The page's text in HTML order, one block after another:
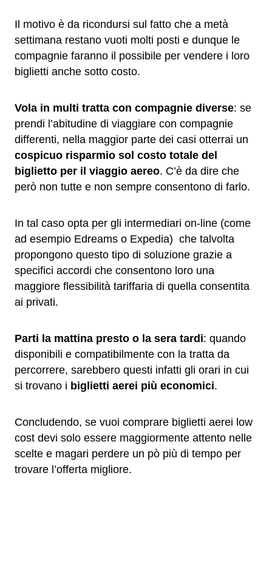
Il motivo è da ricondursi sul fatto che a metà
settimana restano vuoti molti posti e dunque le
compagnie faranno il possibile per vendere i loro
biglietti anche sotto costo.
Vola in multi tratta con compagnie diverse: se
prendi l’abitudine di viaggiare con compagnie
differenti, nella maggior parte dei casi otterrai un
cospicuo risparmio sol costo totale del
biglietto per il viaggio aereo. C’è da dire che
però non tutte e non sempre consentono di farlo.
In tal caso opta per gli intermediari on-line (come
ad esempio Edreams o Expedia) che talvolta
propongono questo tipo di soluzione grazie a
specifici accordi che consentono loro una
maggiore flessibilità tariffaria di quella consentita
ai privati.
Parti la mattina presto o la sera tardi: quando
disponibili e compatibilmente con la tratta da
percorrere, sarebbero questi infatti gli orari in cui
si trovano i biglietti aerei più economici.
Concludendo, se vuoi comprare biglietti aerei low
cost devi solo essere maggiormente attento nelle
scelte e magari perdere un pò più di tempo per
trovare l’offerta migliore.